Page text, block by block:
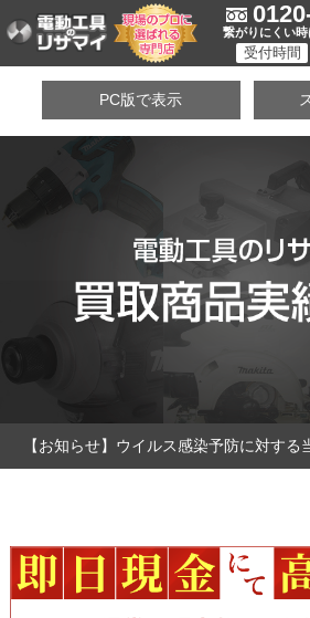
繋がりにくい
受付時間
PC版で表示
【お知らせ】ウイルス感染予防に対する